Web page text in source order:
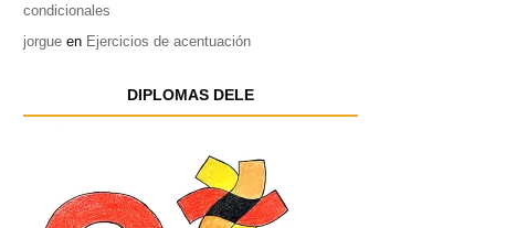
condicionales
jorgue en Ejercicios de acentuación
DIPLOMAS DELE